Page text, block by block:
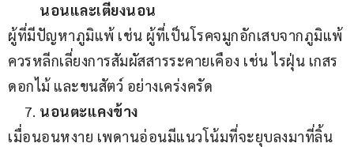
นอนและเตียงนอน
ผู้ที่มีปัญหาภูมิแพ้ เช่น ผู้ที่เป็นโรคจมูกอักเสบจากภูมิแพ้
ควรหลีกเลี่ยงการสัมผัสสารระคายเคือง เช่น ไรฝุ่น เกสร
ดอกไม้ และขนสัตว์ อย่างเคร่งครัด
นอนตะแคงข้าง
เมื่อนอนหงาย เพดานอ่อนมีแนวโน้มที่จะยุบลงมาที่ลิ้น